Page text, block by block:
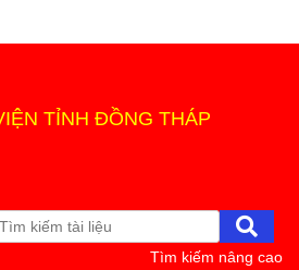
TỈNH ĐỒNG THÁP
Tìm kiếm nâng cao